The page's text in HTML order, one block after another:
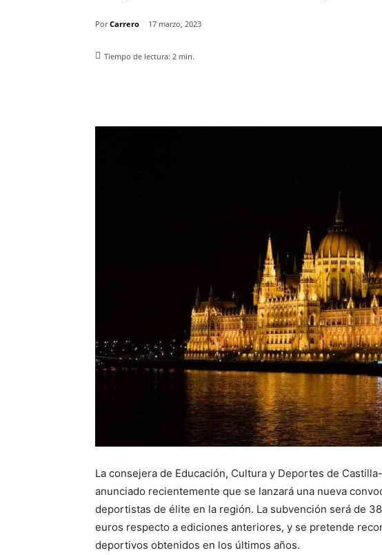
Por Carrero 17 marzo, 2023
Tiempo de lectura: 2 min.
La consejera de Educación, Cultura y Deportes de
anunciado recientemente que se lanzará una nueva
deportistas de élite en la región. La subvención será de
euros respecto a ediciones anteriores, y se pretende
deportivos obtenidos en los últimos años.